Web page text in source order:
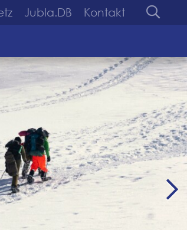
Jubla.DB Kontakt